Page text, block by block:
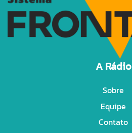
A Rádio
Sobre
Equipe
Contato